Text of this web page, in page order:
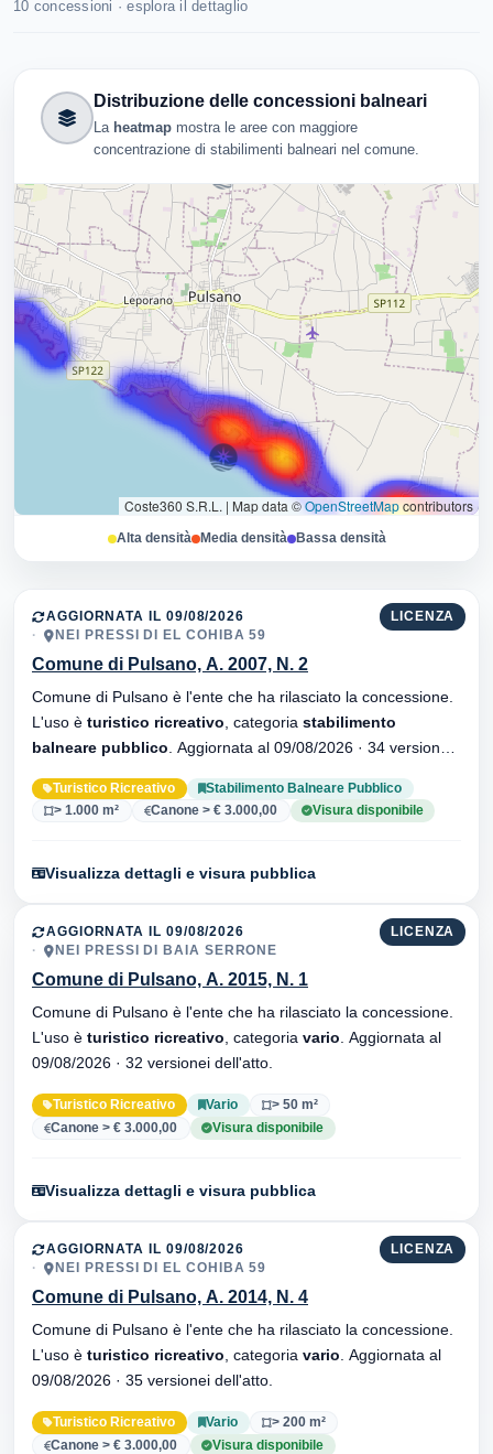
10 concessioni · esplora il dettaglio
Distribuzione delle concessioni balneari
La heatmap mostra le aree con maggiore
concentrazione di stabilimenti balneari nel comune.
Coste360 S.R.L. | Map data ©OpenStreetMapcontributors
Alta densità Media densità Bassa densità
LICENZA
AGGIORNATA IL 09/08/2026
NEI PRESSI DI EL COHIBA 59
Comune di Pulsano, A. 2007, N. 2
Comune di Pulsano è l'ente che ha rilasciato la concessione.
L'uso è turistico ricreativo , categoria stabilimento
balneare pubblico
Turistico Ricreativo
Stabilimento Balneare Pubblico
> 1.000 m²
Canone > € 3.000,00 Visura disponibile
Visualizza dettagli e visura pubblica
LICENZA
AGGIORNATA IL 09/08/2026
NEI PRESSI DI BAIA SERRONE
Comune di Pulsano, A. 2015, N. 1
Comune di Pulsano è l'ente che ha rilasciato la concessione.
L'uso è turistico ricreativo , categoria vario
09/08/2026 · 32 versionei dell'atto.
Turistico Ricreativo Vario
> 50 m²
Canone > € 3.000,00
Visura disponibile
Visualizza dettagli e visura pubblica
LICENZA
AGGIORNATA IL 09/08/2026
NEI PRESSI DI EL COHIBA 59
Comune di Pulsano, A. 2014, N. 4
Comune di Pulsano è l'ente che ha rilasciato la concessione.
L'uso è turistico ricreativo , categoria vario
09/08/2026 · 35 versionei dell'atto.
Turistico Ricreativo Vario
> 200 m²
Canone > € 3.000,00
Visura disponibile